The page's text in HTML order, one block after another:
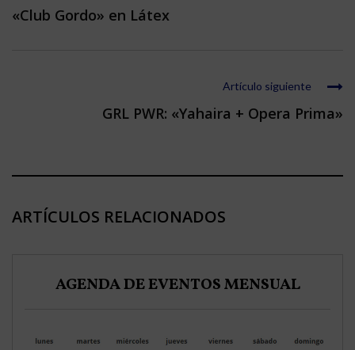
«Club Gordo» en Látex
Artículo siguiente
GRL PWR: «Yahaira + Opera Prima»
ARTÍCULOS RELACIONADOS
AGENDA DE EVENTOS MENSUAL